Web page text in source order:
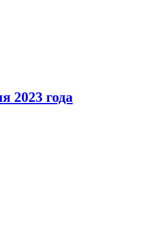
2023 года